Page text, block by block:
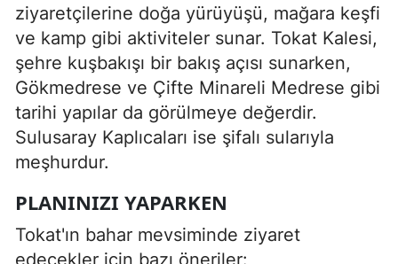
ziyaretçilerine doğa yürüyüşü, mağara keşfi
ve kamp gibi aktiviteler sunar. Tokat Kalesi,
şehre kuşbakışı bir bakış açısı sunarken,
Gökmedrese ve Çifte Minareli Medrese gibi
tarihi yapılar da görülmeye değerdir.
Sulusaray Kaplıcaları ise şifalı sularıyla
meşhurdur.
PLANINIZI YAPARKEN
Tokat'ın bahar mevsiminde ziyaret
edecekler için bazı öneriler: